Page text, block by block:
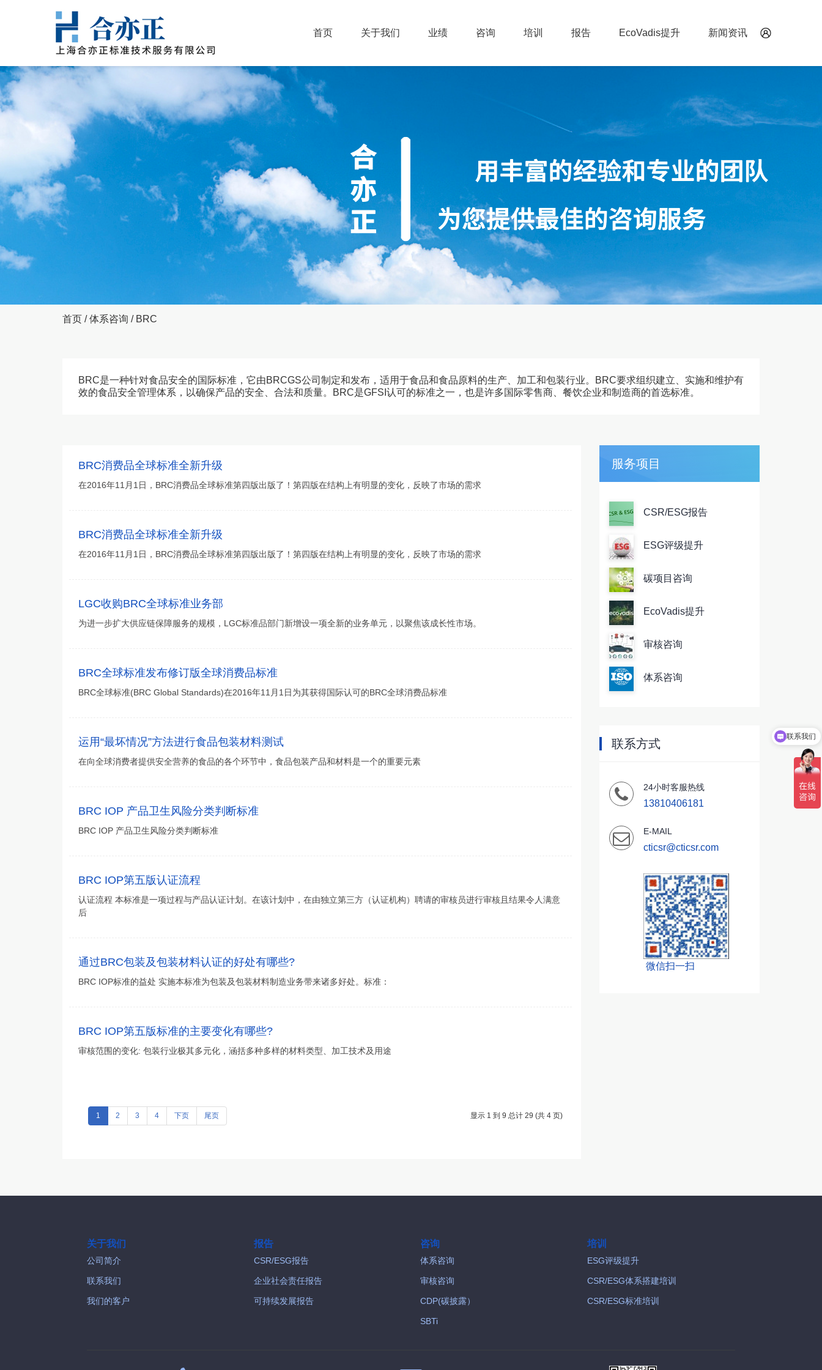
首页 关于我们 业绩 咨询 培训 报告 EcoVadis提升 新闻资讯
首页 /体系咨询 / BRC
BRC是一种针对食品安全的国际标准，它由BRCGS公司制定和发布，适用于食品和食品原料的生产、加工和包装行业。BRC要求组织建立、实施和维护有
效的食品安全管理体系，以确保产品的安全、合法和质量。BRC是GFSI认可的标准之一，也是许多国际零售商、餐饮企业和制造商的首选标准。
BRC消费品全球标准全新升级
在2016年11月1日，BRC消费品全球标准第四版出版了！第四版在结构上有明显的变化，反映了市场的需求
BRC消费品全球标准全新升级
在2016年11月1日，BRC消费品全球标准第四版出版了！第四版在结构上有明显的变化，反映了市场的需求
LGC收购BRC全球标准业务部
为进一步扩大供应链保障服务的规模，LGC标准品部门新增设一项全新的业务单元，以聚焦该成长性市场。
BRC全球标准发布修订版全球消费品标准
BRC全球标准(BRC Global Standards)在2016年11月1日为其获得国际认可的BRC全球消费品标准
运用“最坏情况”方法进行食品包装材料测试
在向全球消费者提供安全营养的食品的各个环节中，食品包装产品和材料是一个的重要元素
BRC IOP 产品卫生风险分类判断标准
BRC IOP 产品卫生风险分类判断标准
BRC IOP第五版认证流程
认证流程 本标准是一项过程与产品认证计划。在该计划中，在由独立第三方（认证机构）聘请的审核员进行审核且结果令人满意
后
通过BRC包装及包装材料认证的好处有哪些?
BRC IOP标准的益处 实施本标准为包装及包装材料制造业务带来诸多好处。标准：
BRC IOP第五版标准的主要变化有哪些?
审核范围的变化: 包装行业极其多元化，涵括多种多样的材料类型、加工技术及用途
1 2 3 4 下页 尾页 显示 1 到 9 总计 29 (共 4 页)
服务项目
CSR/ESG报告
ESG评级提升
碳项目咨询
EcoVadis提升
审核咨询
体系咨询
联系方式
24小时客服热线
13810406181
E-MAIL
cticsr@cticsr.com
微信扫一扫
关于我们
公司简介
联系我们
我们的客户
报告
CSR/ESG报告
企业社会责任报告
可持续发展报告
咨询
体系咨询
审核咨询
CDP(碳披露）
SBTi
培训
ESG评级提升
CSR/ESG体系搭建培训
CSR/ESG标准培训
联系我们